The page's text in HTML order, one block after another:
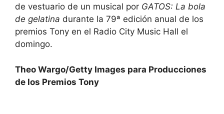
de vestuario de un musical por GATOS: La bola
de gelatina durante la 79ª edición anual de los
premios Tony en el Radio City Music Hall el
domingo.
Theo Wargo/Getty Images para Producciones
de los Premios Tony